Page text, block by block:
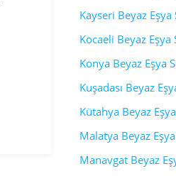
Kayseri Beyaz
Kocaeli Beyaz Eşya
Konya Beyaz Eşya
Kuşadası Beyaz
Kütahya Beyaz
Malatya Beyaz
Manavgat Beyaz